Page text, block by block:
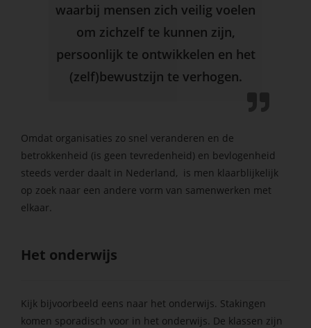
waarbij mensen zich veilig voelen
om zichzelf te kunnen zijn,
persoonlijk te ontwikkelen en het
(zelf)bewustzijn te verhogen.
Omdat organisaties zo snel veranderen en de
betrokkenheid (is geen tevredenheid) en bevlogenheid
steeds verder daalt in Nederland, is men klaarblijkelijk
op zoek naar een andere vorm van samenwerken met
elkaar.
Het onderwijs
Kijk bijvoorbeeld eens naar het onderwijs. Stakingen
komen sporadisch voor in het onderwijs. De klassen zijn